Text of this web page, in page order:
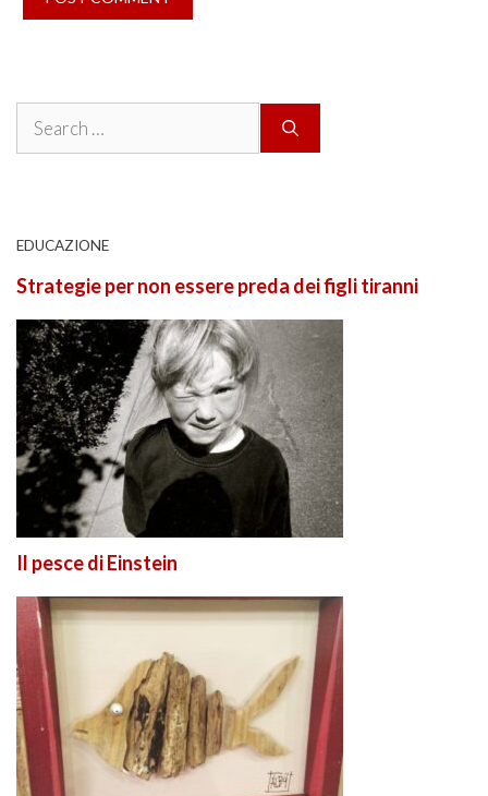
Search
EDUCAZIONE
Strategie per non essere preda dei figli tiranni
Il pesce di Einstein